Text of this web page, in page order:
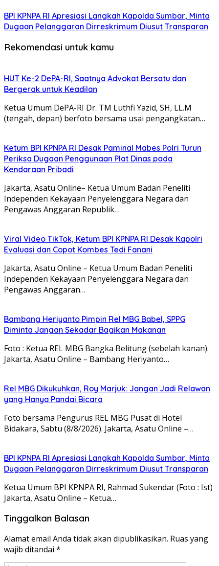
BPI KPNPA RI Apresiasi Langkah Kapolda Sumbar, Minta
Dugaan Pelanggaran Dirreskrimum Diusut Transparan
Rekomendasi untuk kamu
HUT Ke-2 DePA-RI, Saatnya Advokat Bersatu dan
Bergerak untuk Keadilan
Ketua Umum DePA-RI Dr. TM Luthfi Yazid, SH, LL.M
(tengah, depan) berfoto bersama usai pengangkatan…
Ketum BPI KPNPA RI Desak Paminal Mabes Polri Turun
Periksa Dugaan Penggunaan Plat Dinas pada
Kendaraan Pribadi
Jakarta, Asatu Online– Ketua Umum Badan Peneliti
Independen Kekayaan Penyelenggara Negara dan
Pengawas Anggaran Republik…
Viral Video TikTok, Ketum BPI KPNPA RI Desak Kapolri
Evaluasi dan Copot Kombes Tedi Fanani
Jakarta, Asatu Online – Ketua Umum Badan Peneliti
Independen Kekayaan Penyelenggara Negara dan
Pengawas Anggaran…
Bambang Heriyanto Pimpin Rel MBG Babel, SPPG
Diminta Jangan Sekadar Bagikan Makanan
Foto : Ketua REL MBG Bangka Belitung (sebelah kanan).
Jakarta, Asatu Online – Bambang Heriyanto…
Rel MBG Dikukuhkan, Roy Marjuk: Jangan Jadi Relawan
yang Hanya Pandai Bicara
Foto bersama Pengurus REL MBG Pusat di Hotel
Bidakara, Sabtu (8/8/2026). Jakarta, Asatu Online –…
BPI KPNPA RI Apresiasi Langkah Kapolda Sumbar, Minta
Dugaan Pelanggaran Dirreskrimum Diusut Transparan
Ketua Umum BPI KPNPA RI, Rahmad Sukendar (Foto : Ist)
Jakarta, Asatu Online – Ketua…
Tinggalkan Balasan
Alamat email Anda tidak akan dipublikasikan. Ruas yang
wajib ditandai *